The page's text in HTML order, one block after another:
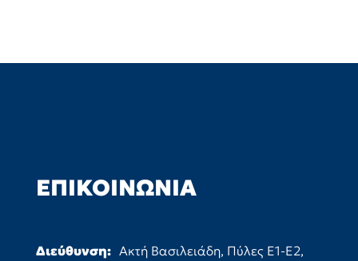
ΕΠΙΚΟΙΝΩΝΊΑ
Διεύθυνση: Ακτή Βασιλειάδη, Πύλες Ε1-Ε2,